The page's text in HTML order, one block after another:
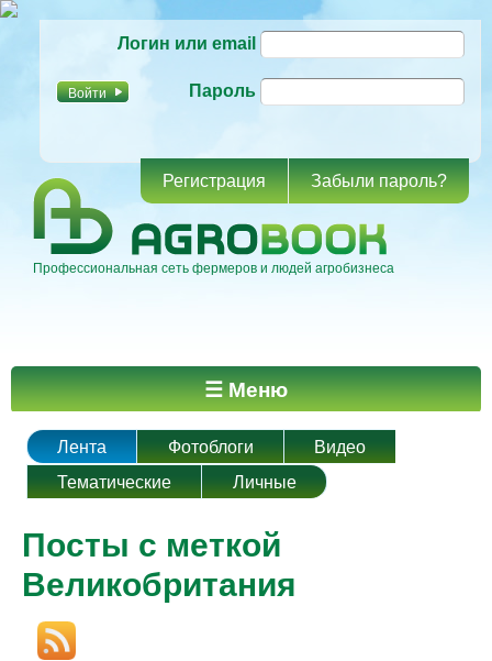
основному
Логин или email
Пароль
Регистрация Забыли пароль?
Профессиональная сеть фермеров и людей агробизнеса
Главное меню ☰ Меню
Лента Фотоблоги
Видео
Тематические
Личные
Посты с меткой
Великобритания